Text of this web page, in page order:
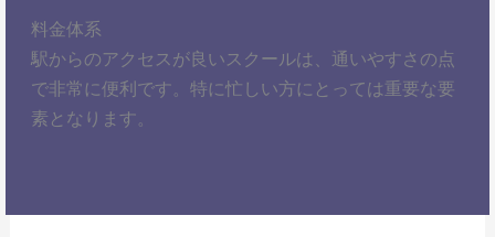
料金体系
駅からのアクセスが良いスクールは、通いやすさの点
で非常に便利です。特に忙しい方にとっては重要な要
素となります。